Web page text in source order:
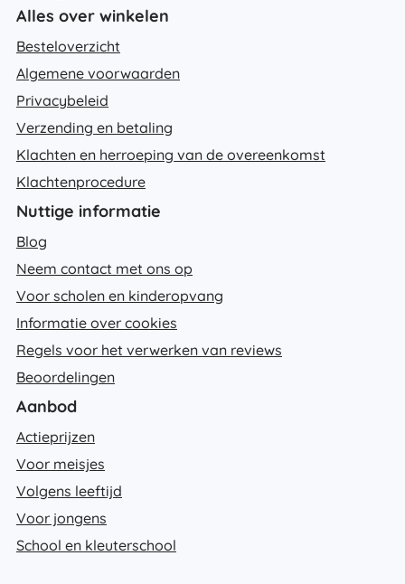
Alles over winkelen
Besteloverzicht
Algemene voorwaarden
Privacybeleid
Verzending en betaling
Klachten en herroeping van de overeenkomst
Klachtenprocedure
Nuttige informatie
Blog
Neem contact met ons op
Voor scholen en kinderopvang
Informatie over cookies
Regels voor het verwerken van reviews
Beoordelingen
Aanbod
Actieprijzen
Voor meisjes
Volgens leeftijd
Voor jongens
School en kleuterschool